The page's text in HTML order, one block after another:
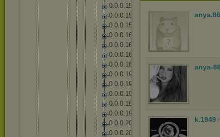
0.0.0.15
0.0.0.15
0.0.0.15
0.0.0.16
0.0.0.16
0.0.0.16
0.0.0.18
0.0.0.19
0.0.0.19
0.0.0.19
0.0.0.19
0.0.0.19
0.0.0.20
0.0.0.20
anya.86
anya-
k.1949